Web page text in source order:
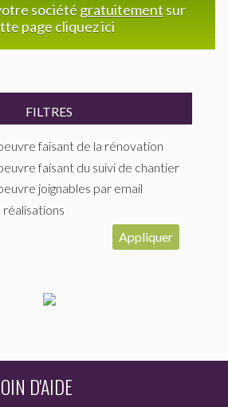
société gratuitement sur
page cliquez ici
FILTRES
faisant de la rénovation
faisant du suivi de chantier
joignables par email
Appliquer
D'AIDE